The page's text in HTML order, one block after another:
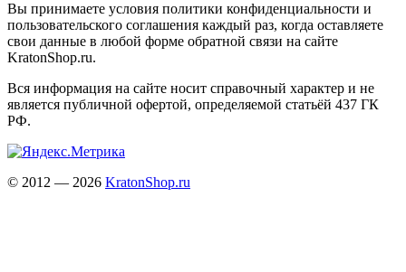
Вы принимаете условия политики конфиденциальности и
пользовательского соглашения каждый раз, когда оставляете
свои данные в любой форме обратной связи на сайте
KratonShop.ru.
Вся информация на сайте носит справочный характер и не
является публичной офертой, определяемой статьёй 437 ГК
РФ.
© 2012 — 2026 KratonShop.ru